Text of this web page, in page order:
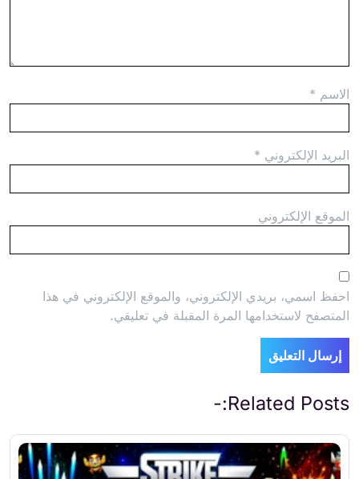
الاسم *
البريد الإلكتروني *
الموقع الإلكتروني
احفظ اسمي، بريدي الإلكتروني، والموقع الإلكتروني في هذا
المتصفح لاستخدامها المرة المقبلة في تعليقي.
Related Posts:-